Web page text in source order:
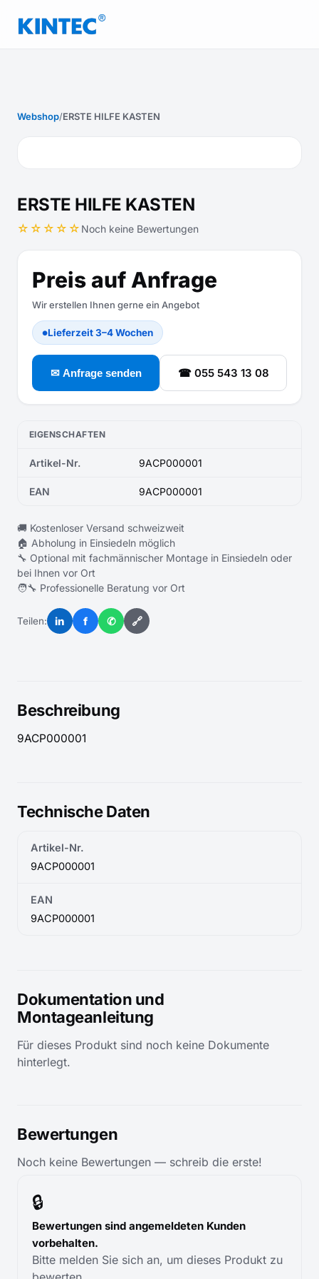
Webshop/ERSTE HILFE KASTEN
ERSTE HILFE KASTEN
☆☆☆☆☆ Noch keine Bewertungen
Preis auf Anfrage
Wir erstellen Ihnen gerne ein Angebot
●Lieferzeit 3–4 Wochen
✉ Anfrage senden ☎ 055 543 13 08
EIGENSCHAFTEN
Artikel-Nr. 9ACP000001
EAN 9ACP000001
🚚 Kostenloser Versand schweizweit
🏠 Abholung in Einsiedeln möglich
🔧 Optional mit fachmännischer Montage in Einsiedeln oder
bei Ihnen vor Ort
🧑‍🔧 Professionelle Beratung vor Ort
Teilen: in f ✆ 🔗
Beschreibung
9ACP000001
Technische Daten
Artikel-Nr.
9ACP000001
EAN
9ACP000001
Dokumentation und
Montageanleitung
Für dieses Produkt sind noch keine Dokumente
hinterlegt.
Bewertungen
Noch keine Bewertungen — schreib die erste!
🔒
Bewertungen sind angemeldeten Kunden
vorbehalten.
Bitte melden Sie sich an, um dieses Produkt zu